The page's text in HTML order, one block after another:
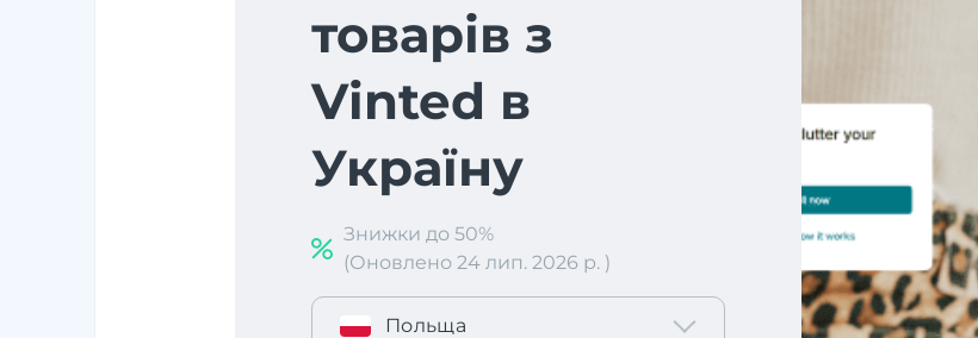
товарів з
Vinted в
Україну
Знижки до 50%
(Оновлено 24 лип. 2026 р. )
Польща